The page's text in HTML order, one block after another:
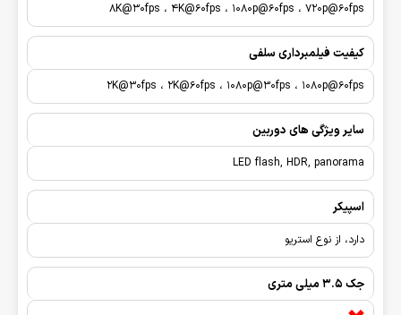
8K@30fps ، 4K@60fps ، 1080p@60fps ، 720p@60fps
کیفیت فیلمبرداری سلفی
2K@30fps ، 2K@60fps ، 1080p@30fps ، 1080p@60fps
سایر ویژگی های دوربین
LED flash, HDR, panorama
اسپیکر
دارد، از نوع استریو
جک 3.5 میلی متری